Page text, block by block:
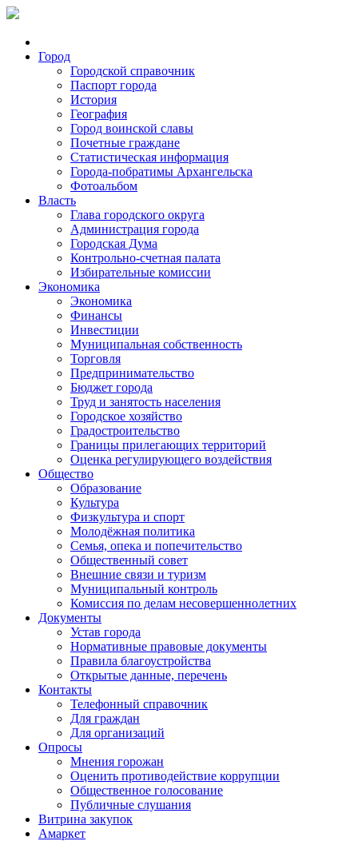
Город
Городской справочник
Паспорт города
История
География
Город воинской славы
Почетные граждане
Статистическая информация
Города-побратимы Архангельска
Фотоальбом
Власть
Глава городского округа
Администрация города
Городская Дума
Контрольно-счетная палата
Избирательные комиссии
Экономика
Экономика
Финансы
Инвестиции
Муниципальная собственность
Торговля
Предпринимательство
Бюджет города
Труд и занятость населения
Городское хозяйство
Градостроительство
Границы прилегающих территорий
Оценка регулирующего воздействия
Общество
Образование
Культура
Физкультура и спорт
Молодёжная политика
Семья, опека и попечительство
Общественный совет
Внешние связи и туризм
Муниципальный контроль
Комиссия по делам несовершеннолетних
Документы
Устав города
Нормативные правовые документы
Правила благоустройства
Открытые данные, перечень
Контакты
Телефонный справочник
Для граждан
Для организаций
Опросы
Мнения горожан
Оценить противодействие коррупции
Общественное голосование
Публичные слушания
Витрина закупок
Амаркет